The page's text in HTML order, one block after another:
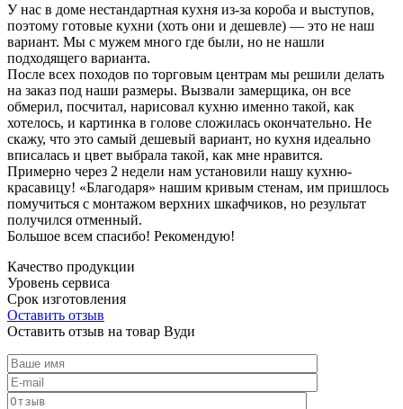
У нас в доме нестандартная кухня из-за короба и выступов,
поэтому готовые кухни (хоть они и дешевле) — это не наш
вариант. Мы с мужем много где были, но не нашли
подходящего варианта.
После всех походов по торговым центрам мы решили делать
на заказ под наши размеры. Вызвали замерщика, он все
обмерил, посчитал, нарисовал кухню именно такой, как
хотелось, и картинка в голове сложилась окончательно. Не
скажу, что это самый дешевый вариант, но кухня идеально
вписалась и цвет выбрала такой, как мне нравится.
Примерно через 2 недели нам установили нашу кухню-
красавицу! «Благодаря» нашим кривым стенам, им пришлось
помучиться с монтажом верхних шкафчиков, но результат
получился отменный.
Большое всем спасибо! Рекомендую!
Качество продукции
Уровень сервиса
Срок изготовления
Оставить отзыв
Оставить отзыв на товар Вуди